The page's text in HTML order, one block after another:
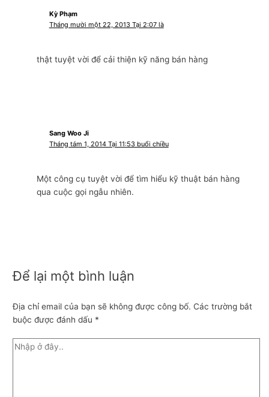
Kỳ Phạm
Tháng mười một 22, 2013 Tại 2:07 là
thật tuyệt vời để cải thiện kỹ năng bán hàng
Sang Woo Ji
Tháng tám 1, 2014 Tại 11:53 buổi chiều
Một công cụ tuyệt vời để tìm hiểu kỹ thuật bán hàng
qua cuộc gọi ngẫu nhiên.
Để lại một bình luận
Địa chỉ email của bạn sẽ không được công bố. Các trường bắt
buộc được đánh dấu *